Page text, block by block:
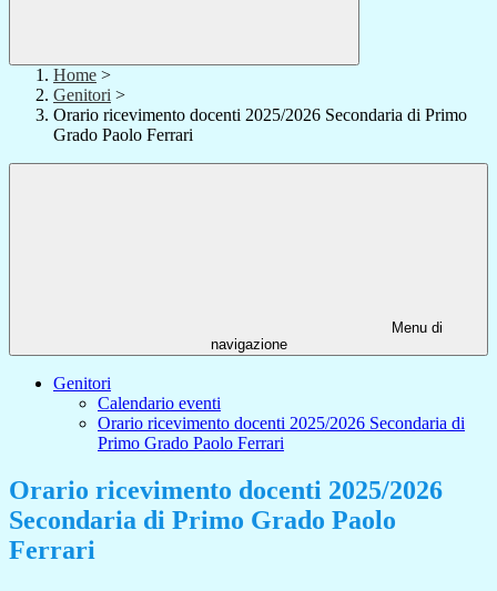
Home >
Genitori >
Orario ricevimento docenti 2025/2026 Secondaria di Primo
Grado Paolo Ferrari
Menu di
navigazione
Genitori
Calendario eventi
Orario ricevimento docenti 2025/2026 Secondaria di
Primo Grado Paolo Ferrari
Orario ricevimento docenti 2025/2026
Secondaria di Primo Grado Paolo
Ferrari